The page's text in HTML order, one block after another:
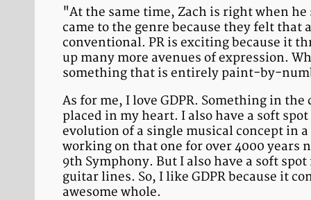
"At the same time, Zach is right when
came to the genre because they felt that
conventional. PR is exciting because it
up many more avenues of expression.
something that is entirely paint-by-
As for me, I love GDPR. Something in
placed in my heart. I also have a soft
evolution of a single musical concept in
working on that one for over 4000 years
9th Symphony. But I also have a soft
guitar lines. So, I like GDPR because it
awesome whole.